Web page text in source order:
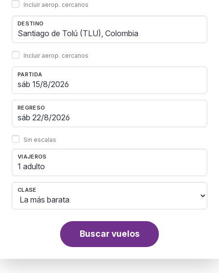
Incluir aerop. cercanos
DESTINO
Incluir aerop. cercanos
PARTIDA
REGRESO
Sin escalas
VIAJEROS
1 adulto
CLASE
Buscar vuelos